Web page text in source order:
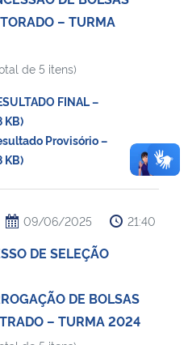
– TURMA
de 5 itens)
FINAL –
KB)
Provisório –
KB)
09/06/2025 21:40
DE SELEÇÃO
DE BOLSAS
– TURMA 2024